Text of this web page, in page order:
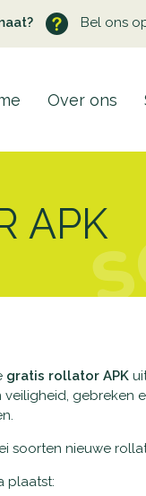
Bel ons
Over ons
APK
gratis rollator APK
gebreken
soorten nieuwe
plaatst: